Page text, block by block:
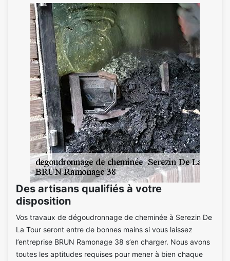
Des artisans qualifiés à votre
disposition
Vos travaux de dégoudronnage de cheminée à Serezin De
La Tour seront entre de bonnes mains si vous laissez
l’entreprise BRUN Ramonage 38 s’en charger. Nous avons
toutes les aptitudes requises pour mener à bien chaque